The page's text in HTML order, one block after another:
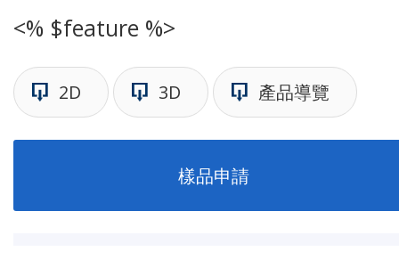
<% $feature %>
2D 3D 產品導覽
樣品申請